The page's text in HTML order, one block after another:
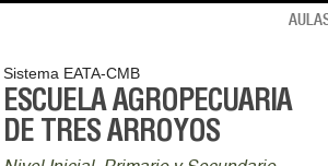
Sistema EATA-CMB
ESCUELA AGROPECUARIA
DE TRES ARROYOS